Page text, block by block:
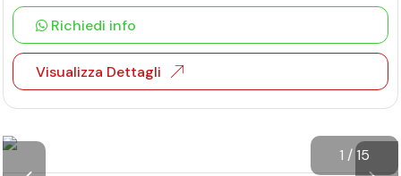
Richiedi info
Visualizza Dettagli
1 /15